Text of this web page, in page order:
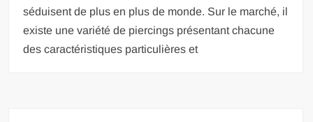
séduisent de plus en plus de monde. Sur le marché, il
existe une variété de piercings présentant chacune
des caractéristiques particulières et